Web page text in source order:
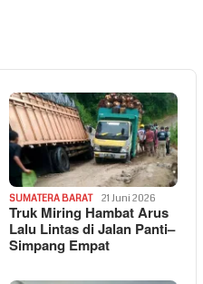
SUMATERA BARAT 21 Juni 2026
Truk Miring Hambat Arus
Lalu Lintas di Jalan Panti–
Simpang Empat